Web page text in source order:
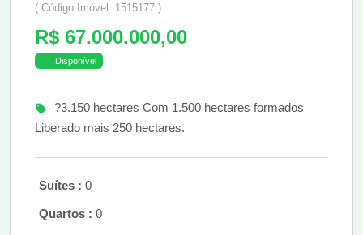
( Código Imóvel: 1515177 )
R$ 67.000.000,00
Disponível
?3.150 hectares Com 1.500 hectares formados
Liberado mais 250 hectares.
Suítes : 0
Quartos : 0